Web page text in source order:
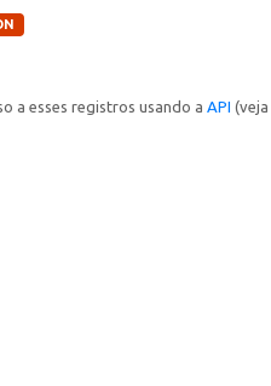
a esses registros usando a API (veja